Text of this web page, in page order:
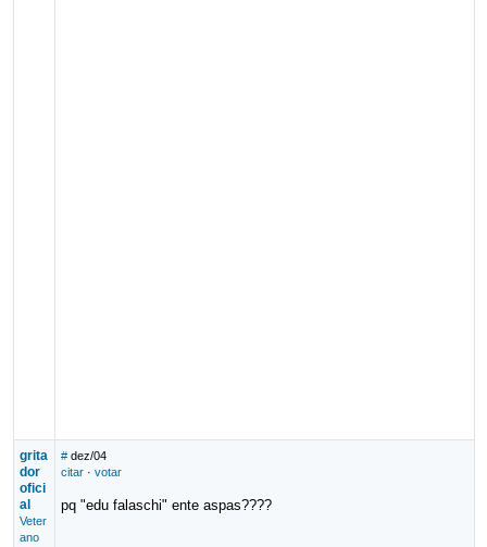
grita
dor
ofici
al
Veter
ano
# dez/04
citar· votar
pq "edu falaschi" ente aspas????